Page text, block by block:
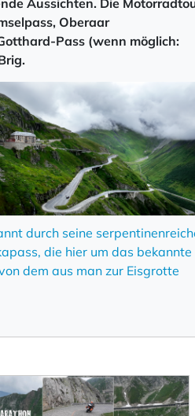
Oberaar
Pass (wenn möglich:
durch seine
die hier um das bekannte
dem aus man zur Eisgrotte
jederzeit mit dem Link im
Daten gemäß derDatenschutzerklärungdurch